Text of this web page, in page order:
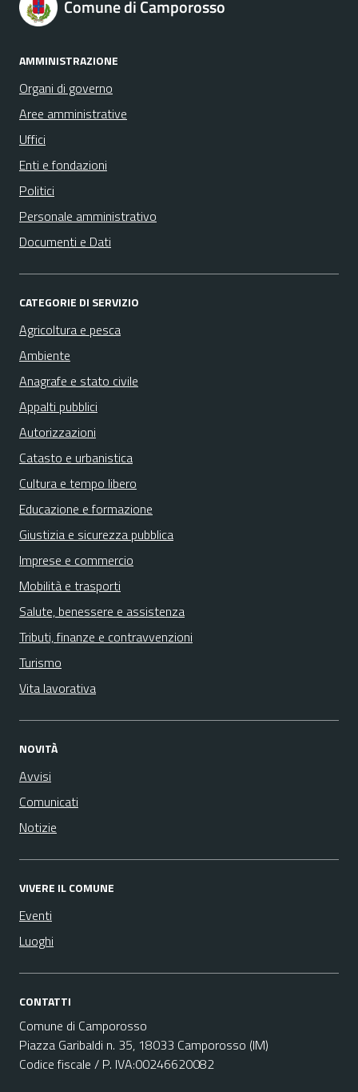
Comune di Camporosso
AMMINISTRAZIONE
Organi di governo
Aree amministrative
Uffici
Enti e fondazioni
Politici
Personale amministrativo
Documenti e Dati
CATEGORIE DI SERVIZIO
Agricoltura e pesca
Ambiente
Anagrafe e stato civile
Appalti pubblici
Autorizzazioni
Catasto e urbanistica
Cultura e tempo libero
Educazione e formazione
Giustizia e sicurezza pubblica
Imprese e commercio
Mobilità e trasporti
Salute, benessere e assistenza
Tributi, finanze e contravvenzioni
Turismo
Vita lavorativa
NOVITÀ
Avvisi
Comunicati
Notizie
VIVERE IL COMUNE
Eventi
Luoghi
CONTATTI
Comune di Camporosso
Piazza Garibaldi n. 35, 18033 Camporosso (IM)
Codice fiscale / P. IVA:00246620082